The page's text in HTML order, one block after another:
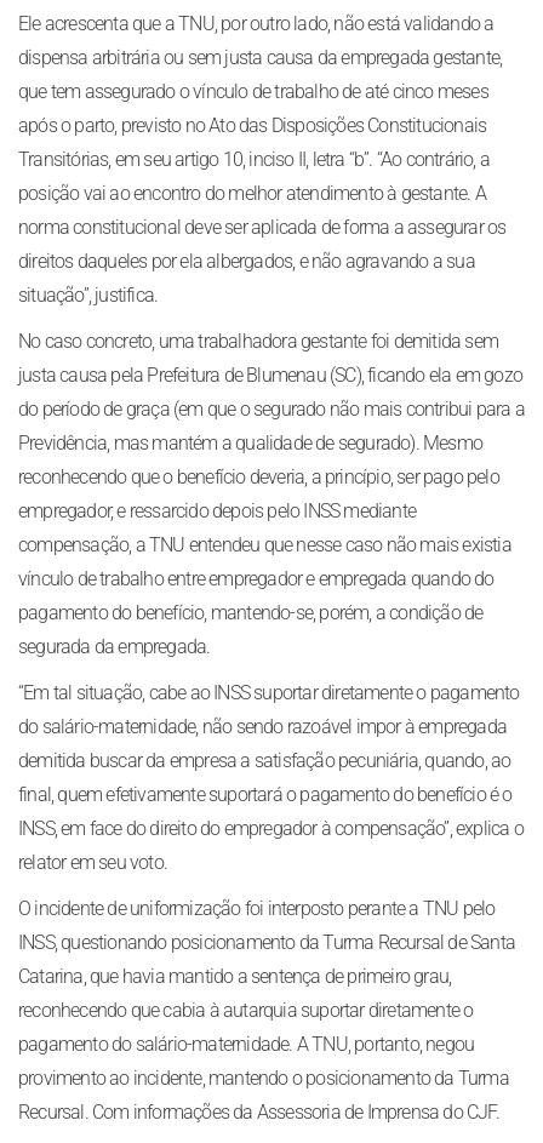
Ele acrescenta que a TNU, por outro lado, não está validando a
dispensa arbitrária ou sem justa causa da empregada gestante,
que tem assegurado o vínculo de trabalho de até cinco meses
após o parto, previsto no Ato das Disposições Constitucionais
Transitórias, em seu artigo 10, inciso II, letra “b”. “Ao contrário, a
posição vai ao encontro do melhor atendimento à gestante. A
norma constitucional deve ser aplicada de forma a assegurar os
direitos daqueles por ela albergados, e não agravando a sua
situação”, justifica.
No caso concreto, uma trabalhadora gestante foi demitida sem
justa causa pela Prefeitura de Blumenau (SC), ficando ela em gozo
do período de graça (em que o segurado não mais contribui para a
Previdência, mas mantém a qualidade de segurado). Mesmo
reconhecendo que o benefício deveria, a princípio, ser pago pelo
empregador, e ressarcido depois pelo INSS mediante
compensação, a TNU entendeu que nesse caso não mais existia
vínculo de trabalho entre empregador e empregada quando do
pagamento do benefício, mantendo-se, porém, a condição de
segurada da empregada.
“Em tal situação, cabe ao INSS suportar diretamente o pagamento
do salário-maternidade, não sendo razoável impor à empregada
demitida buscar da empresa a satisfação pecuniária, quando, ao
final, quem efetivamente suportará o pagamento do benefício é o
INSS, em face do direito do empregador à compensação”, explica o
relator em seu voto.
O incidente de uniformização foi interposto perante a TNU pelo
INSS, questionando posicionamento da Turma Recursal de Santa
Catarina, que havia mantido a sentença de primeiro grau,
reconhecendo que cabia à autarquia suportar diretamente o
pagamento do salário-maternidade. A TNU, portanto, negou
provimento ao incidente, mantendo o posicionamento da Turma
Recursal. Com informações da Assessoria de Imprensa do CJF.